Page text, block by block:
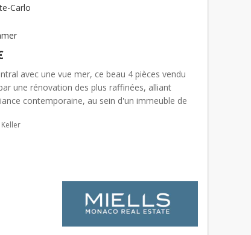
Carlo
avec une vue mer, ce beau 4 pièces vendu
une rénovation des plus raffinées, alliant
contemporaine, au sein d'un immeuble de
Keller